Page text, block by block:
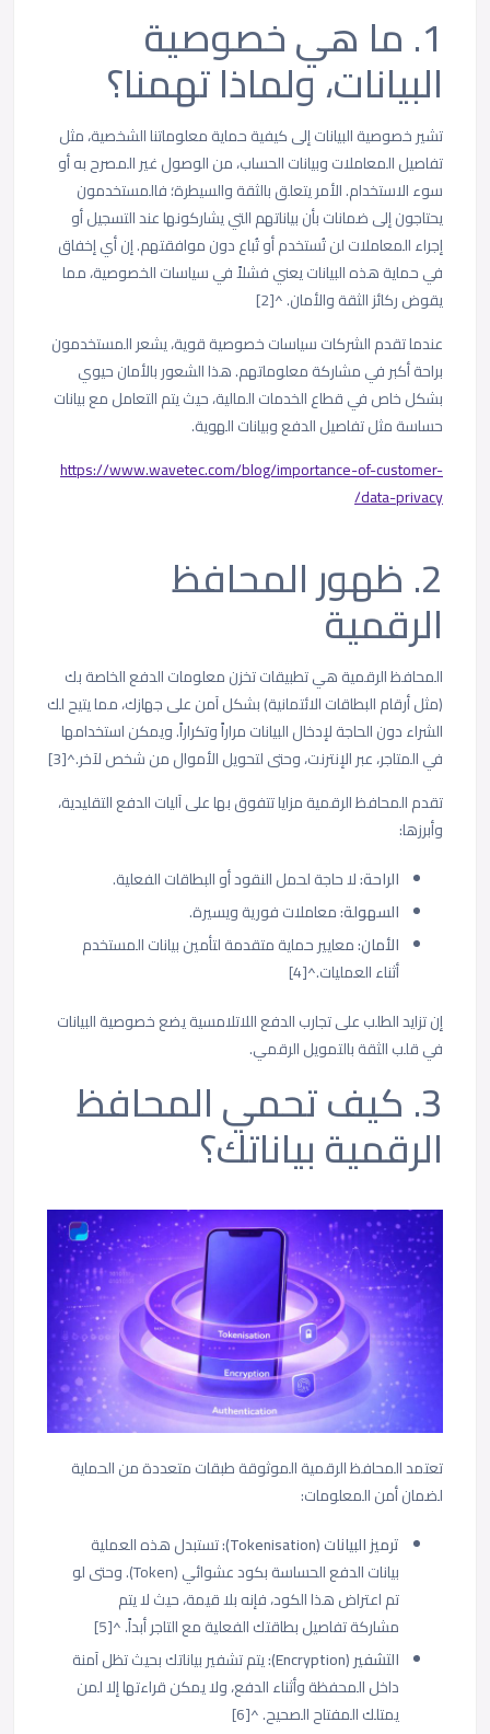
1. ما هي خصوصية
البيانات، ولماذا تهمنا؟
تشير خصوصية البيانات إلى كيفية حماية معلوماتنا الشخصية، مثل
تفاصيل المعاملات وبيانات الحساب، من الوصول غير المصرح به أو
سوء الاستخدام. الأمر يتعلق بالثقة والسيطرة؛ فالمستخدمون
يحتاجون إلى ضمانات بأن بياناتهم التي يشاركونها عند التسجيل أو
إجراء المعاملات لن تُستخدم أو تُباع دون موافقتهم. إن أي إخفاق
في حماية هذه البيانات يعني فشلاً في سياسات الخصوصية، مما
يقوض ركائز الثقة والأمان. ^[2]
عندما تقدم الشركات سياسات خصوصية قوية، يشعر المستخدمون
براحة أكبر في مشاركة معلوماتهم. هذا الشعور بالأمان حيوي
بشكل خاص في قطاع الخدمات المالية، حيث يتم التعامل مع بيانات
حساسة مثل تفاصيل الدفع وبيانات الهوية.
https://www.wavetec.com/blog/importance-of-customer-
data-privacy/
2. ظهور المحافظ
الرقمية
المحافظ الرقمية هي تطبيقات تخزن معلومات الدفع الخاصة بك
(مثل أرقام البطاقات الائتمانية) بشكل آمن على جهازك، مما يتيح لك
الشراء دون الحاجة لإدخال البيانات مراراً وتكراراً. ويمكن استخدامها
في المتاجر، عبر الإنترنت، وحتى لتحويل الأموال من شخص لآخر.^[3]
تقدم المحافظ الرقمية مزايا تتفوق بها على آليات الدفع التقليدية،
وأبرزها:
الراحة:لا حاجة لحمل النقود أو البطاقات الفعلية.
السهولة:معاملات فورية ويسيرة.
الأمان:معايير حماية متقدمة لتأمين بيانات المستخدم
أثناء العمليات.^[4]
إن تزايد الطلب على تجارب الدفع اللاتلامسية يضع خصوصية البيانات
في قلب الثقة بالتمويل الرقمي.
3. كيف تحمي المحافظ
الرقمية بياناتك؟
تعتمد المحافظ الرقمية الموثوقة طبقات متعددة من الحماية
لضمان أمن المعلومات:
ترميز البيانات (Tokenisation):
تستبدل هذه العملية
بيانات الدفع الحساسة بكود عشوائي (Token). وحتى لو
تم اعتراض هذا الكود، فإنه بلا قيمة، حيث لا يتم
مشاركة تفاصيل بطاقتك الفعلية مع التاجر أبداً. ^[5]
التشفير (Encryption):
يتم تشفير بياناتك بحيث تظل آمنة
داخل المحفظة وأثناء الدفع، ولا يمكن قراءتها إلا لمن
يمتلك المفتاح الصحيح. ^[6]